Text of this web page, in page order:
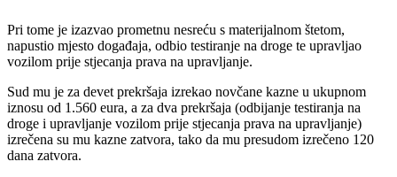
Pri tome je izazvao prometnu nesreću s materijalnom štetom,
napustio mjesto događaja, odbio testiranje na droge te upravljao
vozilom prije stjecanja prava na upravljanje.
Sud mu je za devet prekršaja izrekao novčane kazne u ukupnom
iznosu od 1.560 eura, a za dva prekršaja (odbijanje testiranja na
droge i upravljanje vozilom prije stjecanja prava na upravljanje)
izrečena su mu kazne zatvora, tako da mu presudom izrečeno 120
dana zatvora.